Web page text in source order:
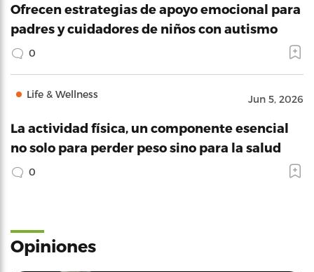
Ofrecen estrategias de apoyo emocional para
padres y cuidadores de niños con autismo
0
Life & Wellness Jun 5, 2026
La actividad física, un componente esencial
no solo para perder peso sino para la salud
0
Opiniones